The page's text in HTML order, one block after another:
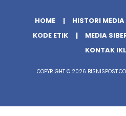
HOME HISTORI MEDIA
KODE ETIK
MEDIA
KONTAK
COPYRIGHT © 2026